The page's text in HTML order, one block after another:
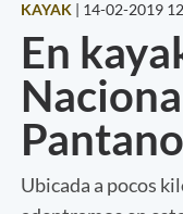
KAYAK | 14-02-2019
En
Ubicada a pocos